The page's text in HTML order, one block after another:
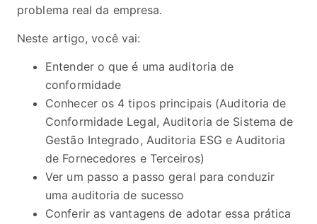
problema real da empresa.
Neste artigo, você vai:
Entender o que é uma auditoria de
conformidade
Conhecer os 4 tipos principais (Auditoria de
Conformidade Legal, Auditoria de Sistema de
Gestão Integrado, Auditoria ESG e Auditoria
de Fornecedores e Terceiros)
Ver um passo a passo geral para conduzir
uma auditoria de sucesso
Conferir as vantagens de adotar essa prática